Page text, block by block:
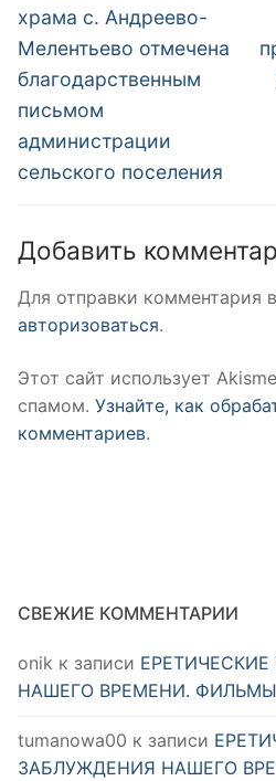
храма с. Андреево-
Мелентьево отмечена
благодарственным
письмом
администрации
сельского поселения
Добавить
Для отправки комментария
авторизоваться.
Этот сайт использует
спамом. Узнайте, как
комментариев.
СВЕЖИЕ КОММЕНТАРИИ
onik к записи
НАШЕГО ВРЕМЕНИ.
tumanowa00 к записи
ЗАБЛУЖДЕНИЯ НАШЕГО